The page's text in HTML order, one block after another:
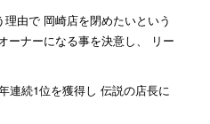
由で 岡崎店を閉めたいという
ーナーになる事を決意し、 リー
連続1位を獲得し 伝説の店長に